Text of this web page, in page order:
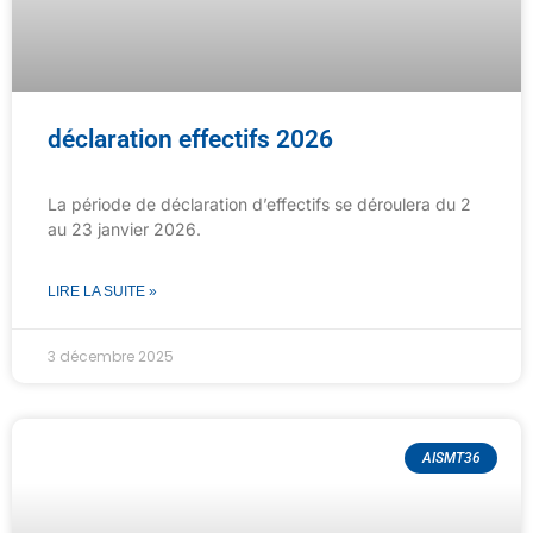
déclaration effectifs 2026
La période de déclaration d’effectifs se déroulera du 2
au 23 janvier 2026.
LIRE LA SUITE »
3 décembre 2025
AISMT36